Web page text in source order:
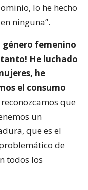
lo he hecho
ninguna”.
género femenino
tanto! He luchado
he
el consumo
reconozcamos que
un
que es el
de
todos los